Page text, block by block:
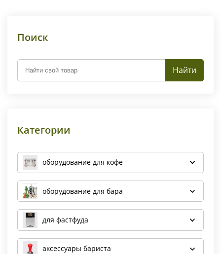
Поиск
Найти
Категории
оборудование для кофе
оборудование для бара
для фастфуда
аксессуары бариста